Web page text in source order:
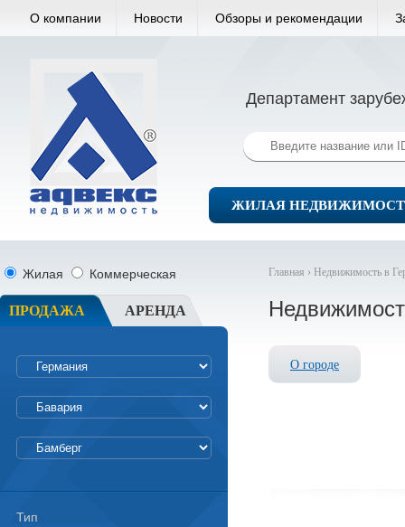
О компании Новости Обзоры и рекомендации
Департамент
ЖИЛАЯ
Главная › Недвижимость в
О городе
Жилая Коммерческая
ПРОДАЖА АРЕНДА
Тип